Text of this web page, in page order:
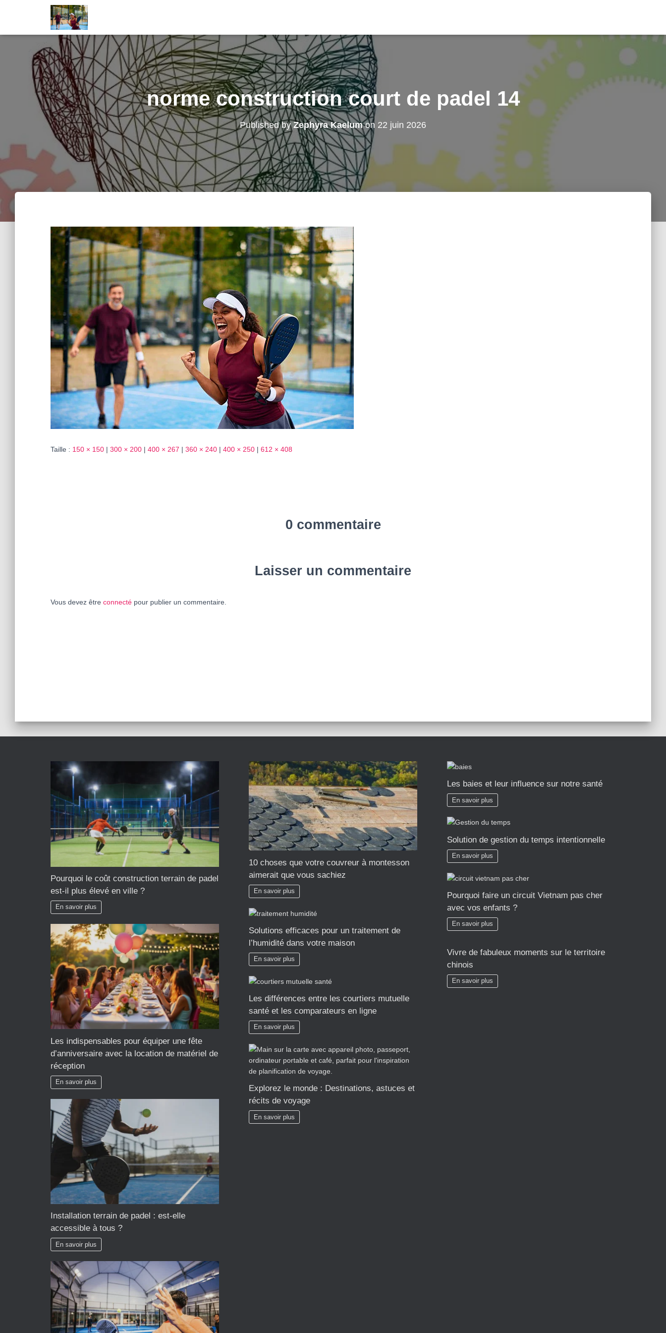
norme construction court de padel 14
Published byZephyra Kaelumon 22 juin 2026
Taille : 150 × 150 | 300 × 200 | 400 × 267 | 360 × 240 | 400 × 250 | 612 × 408
0 commentaire
Laisser un commentaire
Vous devez être connecté pour publier un commentaire.
Pourquoi le coût construction terrain de padel
est-il plus élevé en ville ?
En savoir plus
Les indispensables pour équiper une fête
d’anniversaire avec la location de matériel de
réception
En savoir plus
Installation terrain de padel : est-elle
accessible à tous ?
En savoir plus
10 choses que votre couvreur à montesson
aimerait que vous sachiez
En savoir plus
Solutions efficaces pour un traitement de
l’humidité dans votre maison
En savoir plus
Les différences entre les courtiers mutuelle
santé et les comparateurs en ligne
En savoir plus
Explorez le monde : Destinations, astuces et
récits de voyage
En savoir plus
Les baies et leur influence sur notre santé
En savoir plus
Solution de gestion du temps intentionnelle
En savoir plus
Pourquoi faire un circuit Vietnam pas cher
avec vos enfants ?
En savoir plus
Vivre de fabuleux moments sur le territoire
chinois
En savoir plus